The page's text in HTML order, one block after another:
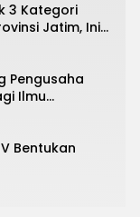
3 Kategori
Jatim, Ini
Pengusaha
Ilmu
UMKM
Bentukan